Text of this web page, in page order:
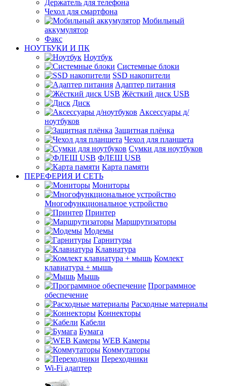
Держатель для телефона
Чехол для смартфона
Мобильный
аккумулятор
Факс
НОУТБУКИ И ПК
Ноутбук
Системные блоки
SSD накопители
Адаптер питания
Жёсткий диск USB
Диск
Аксессуары д/
ноутбуков
Защитная плёнка
Чехол для планшета
Сумки для ноутбуков
ФЛЕШ USB
Карта памяти
ПЕРЕФЕРИЯ И СЕТЬ
Мониторы
Многофункциональное устройство
Принтер
Маршрутизаторы
Модемы
Гарнитуры
Клавиатура
Комлект
клавиатура + мышь
Мышь
Программное
обеспечение
Расходные материалы
Коннекторы
Кабели
Бумага
WEB Камеры
Коммутаторы
Переходники
Wi-Fi адаптер